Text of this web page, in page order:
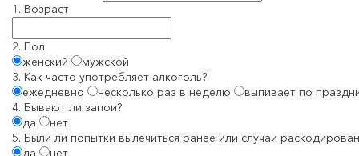
1. Возраст
2. Пол
женский
мужской
3. Как часто употребляет алкоголь?
ежедневно
несколько раз в неделю
выпивает по
4. Бывают ли запои?
да
нет
5. Были ли попытки вылечиться ранее или случаи
да
нет